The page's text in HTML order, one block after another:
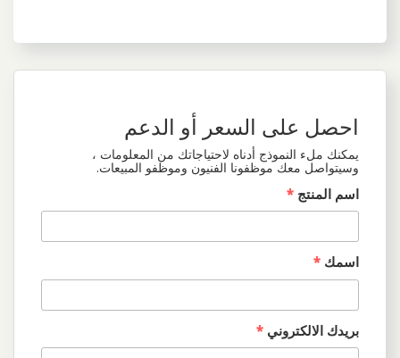
احصل على السعر أو الدعم
يمكنك ملء النموذج أدناه لاحتياجاتك من المعلومات ،
وسيتواصل معك موظفونا الفنيون وموظفو المبيعات.
اسم المنتج *
اسمك *
بريدك الالكتروني *